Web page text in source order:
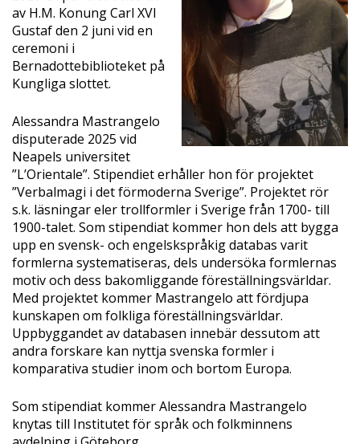
av H.M. Konung Carl XVI
Gustaf den 2 juni vid en
ceremoni i
Bernadottebiblioteket på
Kungliga slottet.
Alessandra Mastrangelo
disputerade 2025 vid
Neapels universitet
”L’Orientale”. Stipendiet erhåller hon för projektet
”Verbalmagi i det förmoderna Sverige”. Projektet rör
s.k. läsningar eler trollformler i Sverige från 1700- till
1900-talet. Som stipendiat kommer hon dels att bygga
upp en svensk- och engelskspråkig databas varit
formlerna systematiseras, dels undersöka formlernas
motiv och dess bakomliggande föreställningsvärldar.
Med projektet kommer Mastrangelo att fördjupa
kunskapen om folkliga föreställningsvärldar.
Uppbyggandet av databasen innebär dessutom att
andra forskare kan nyttja svenska formler i
komparativa studier inom och bortom Europa.
Som stipendiat kommer Alessandra Mastrangelo
knytas till Institutet för språk och folkminnens